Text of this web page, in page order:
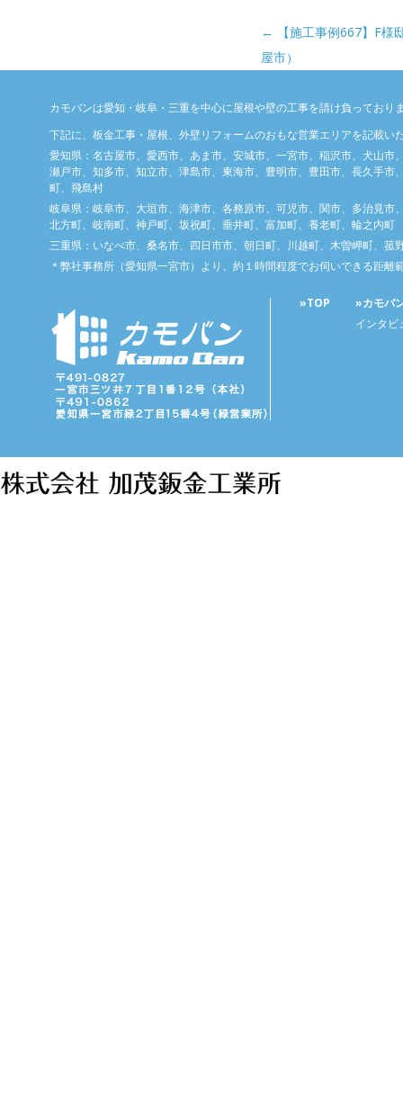
投稿ナビゲーション
←
【施工事例667】F様
屋市）
カモバンは愛知・岐阜・三重を中心に屋根や壁の工事を請け負っており
下記に、板金工事・屋根、外壁リフォームのおもな営業エリアを記載い
愛知県：名古屋市、愛西市、あま市、安城市、一宮市、稲沢市、犬山
瀬戸市、知多市、知立市、津島市、東海市、豊明市、豊田市、長久手
町、飛島村
岐阜県：岐阜市、大垣市、海津市、各務原市、可児市、関市、多治見
北方町、岐南町、神戸町、坂祝町、垂井町、富加町、養老町、輪之内町
三重県：いなべ市、桑名市、四日市市、朝日町、川越町、木曽岬町、菰
＊弊社事務所（愛知県一宮市）より、約１時間程度でお伺いできる距離
»TOP
»カモバ
インタビ